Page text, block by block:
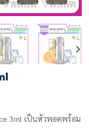
3ml เป็นหัวพอตพร้อม